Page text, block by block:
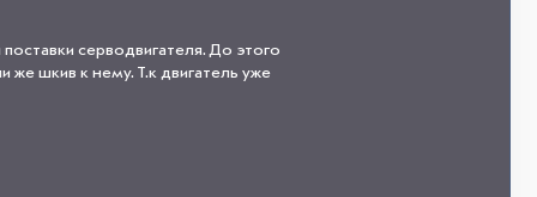
серводвигателя. До этого
же шкив к нему. Т.к двигатель уже